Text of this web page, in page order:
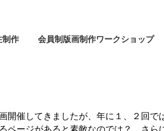
制作 会員制版画制作ワークショップ
開催してきましたが、年に１、２回で